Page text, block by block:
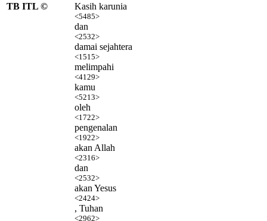
TB ITL © Kasih karunia
<5485>
dan
<2532>
damai sejahtera
<1515>
melimpahi
<4129>
kamu
<5213>
oleh
<1722>
pengenalan
<1922>
akan Allah
<2316>
dan
<2532>
akan Yesus
<2424>
, Tuhan
<2962>